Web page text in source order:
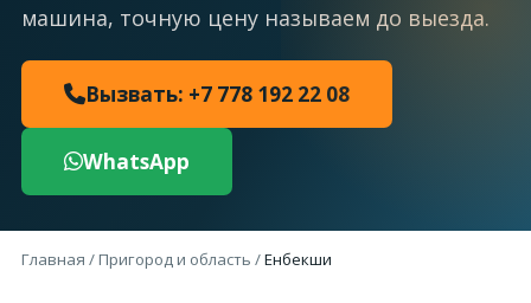
машина, точную цену называем до выезда.
Вызвать: +7 778 192 22 08
WhatsApp
Главная /Пригород и область /Енбекши